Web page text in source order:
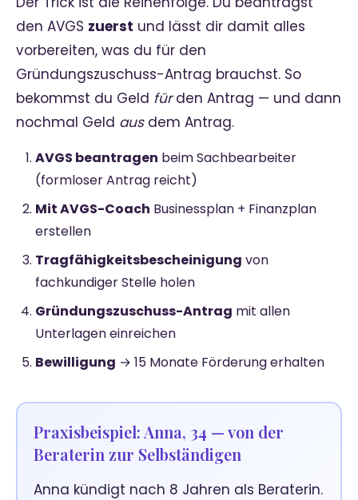
den AVGS zuerst und lässt dir damit alles
vorbereiten, was du für den
Gründungszuschuss-Antrag brauchst. So
bekommst du Geld fürden Antrag — und dann
nochmal Geld ausdem Antrag.
AVGS beantragen beim Sachbearbeiter
(formloser Antrag reicht)
Mit AVGS-Coach Businessplan + Finanzplan
erstellen
Tragfähigkeitsbescheinigung von
fachkundiger Stelle holen
Gründungszuschuss-Antrag mit allen
Unterlagen einreichen
Bewilligung → 15 Monate Förderung erhalten
Praxisbeispiel: Anna, 34 — von der
Beraterin zur Selbständigen
Anna kündigt nach 8 Jahren als Beraterin.